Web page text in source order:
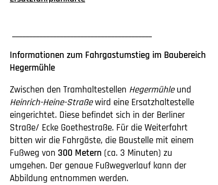
Informationen zum Fahrgastumstieg im Baubereich
Hegermühle
Zwischen den Tramhaltestellen Hegermühleund
Heinrich-Heine-Straßewird eine Ersatzhaltestelle
eingerichtet. Diese befindet sich in der Berliner
Straße/ Ecke Goethestraße. Für die Weiterfahrt
bitten wir die Fahrgäste, die Baustelle mit einem
Fußweg von 300 Metern (ca. 3 Minuten) zu
umgehen. Der genaue Fußwegverlauf kann der
Abbildung entnommen werden.